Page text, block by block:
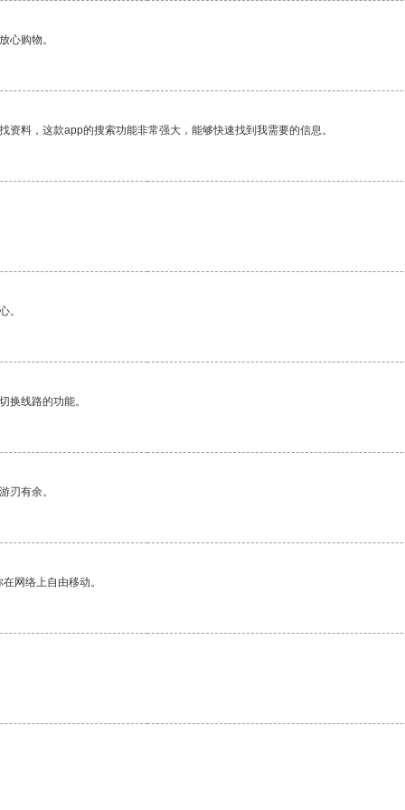
心购物。
料，这款app的搜索功能非常强大，能够快速找到我需要的信息。
。
换线路的功能。
刃有余。
网络上自由移动。